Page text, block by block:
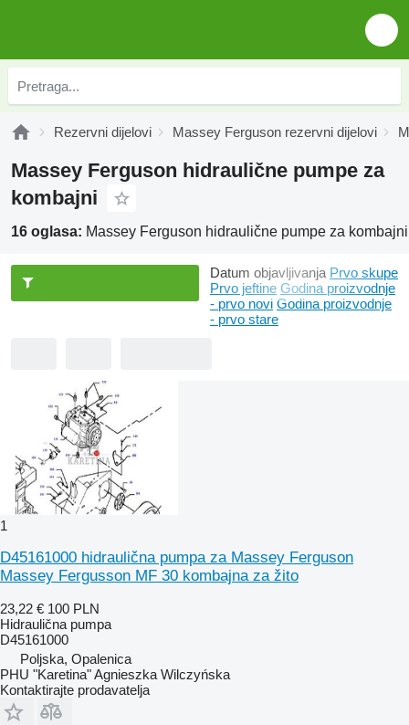
Rezervni dijelovi Massey Ferguson rezervni dijelovi
Massey Ferguson hidraulične pumpe za
kombajni
16 oglasa: Massey Ferguson hidraulične pumpe za kombajni
Datum objavljivanja Prvo skupe
Prvo jeftine Godina proizvodnje
- prvo novi Godina proizvodnje
- prvo stare
1
D45161000 hidraulična pumpa za Massey Ferguson
Massey Fergusson MF 30 kombajna za žito
23,22 € 100 PLN
Hidraulična pumpa
D45161000
Poljska, Opalenica
PHU "Karetina" Agnieszka Wilczyńska
Kontaktirajte prodavatelja